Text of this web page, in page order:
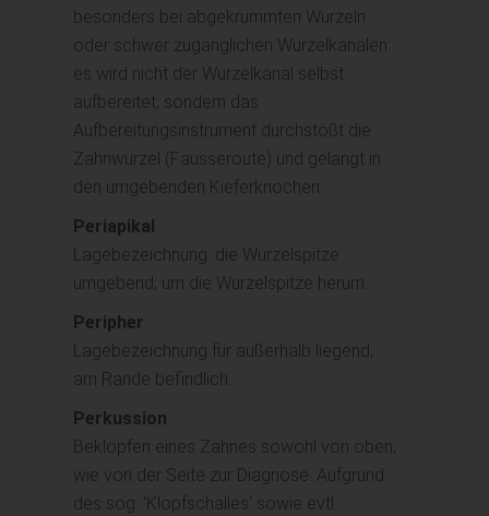
besonders bei abgekrümmten Wurzeln
oder schwer zugänglichen Wurzelkanälen:
es wird nicht der Wurzelkanal selbst
aufbereitet, sondern das
Aufbereitungsinstrument durchstößt die
Zahnwurzel (Fausseroute) und gelangt in
den umgebenden Kieferknochen.
Periapikal
Lagebezeichnung: die Wurzelspitze
umgebend; um die Wurzelspitze herum.
Peripher
Lagebezeichnung für außerhalb liegend,
am Rande befindlich.
Perkussion
Beklopfen eines Zahnes sowohl von oben,
wie von der Seite zur Diagnose. Aufgrund
des sog. 'Klopfschalles' sowie evtl.